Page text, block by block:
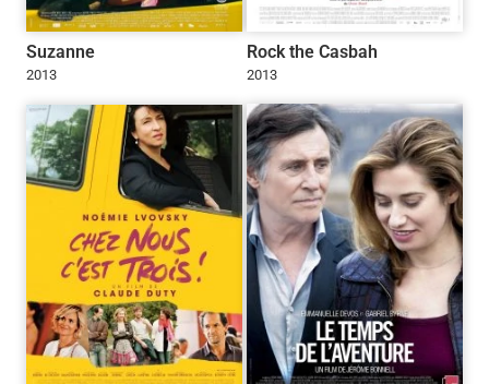
Suzanne
2013
Rock the Casbah
2013